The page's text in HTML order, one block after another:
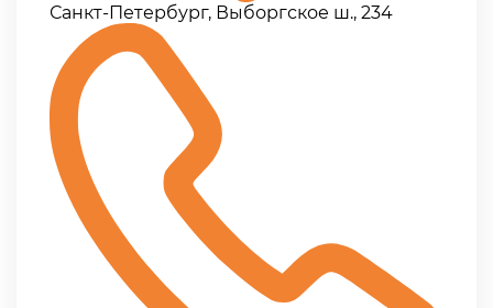
Санкт-Петербург, Выборгское ш., 234